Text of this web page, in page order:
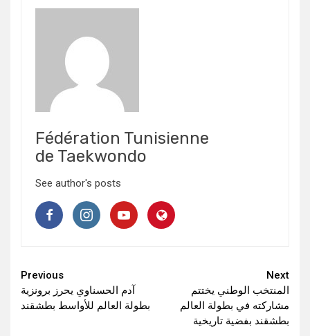
Fédération Tunisienne
de Taekwondo
See author's posts
Continue
Reading
Previous
آدم الحسناوي يحرز برونزية
بطولة العالم للأواسط بطشقند
Next
المنتخب الوطني يختتم
مشاركته في بطولة العالم
بطشقند بفضية تاريخية